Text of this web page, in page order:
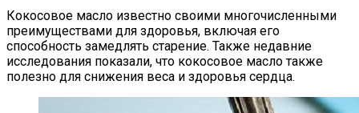
Кокосовое масло известно своими многочисленными
преимуществами для здоровья, включая его
способность замедлять старение. Также недавние
исследования показали, что кокосовое масло также
полезно для снижения веса и здоровья сердца.